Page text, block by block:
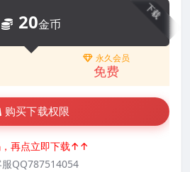
下载
20金币
永久会员
免费
购买下载权限
再点立即下载↑↑
QQ787514054